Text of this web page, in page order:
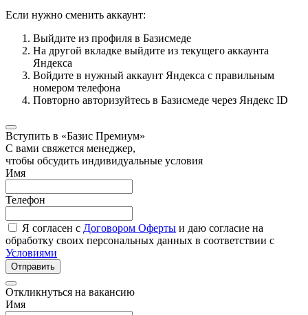
Если нужно сменить аккаунт:
Выйдите из профиля в Базисмеде
На другой вкладке выйдите из текущего аккаунта
Яндекса
Войдите в нужный аккаунт Яндекса с правильным
номером телефона
Повторно авторизуйтесь в Базисмеде через Яндекс ID
Вступить в «Базис Премиум»
С вами свяжется менеджер,
чтобы обсудить индивидуальные условия
Имя
Телефон
Я согласен с Договором Оферты и даю согласие на
обработку своих персональных данных в соответствии с
Условиями
Отправить
Откликнуться на вакансию
Имя